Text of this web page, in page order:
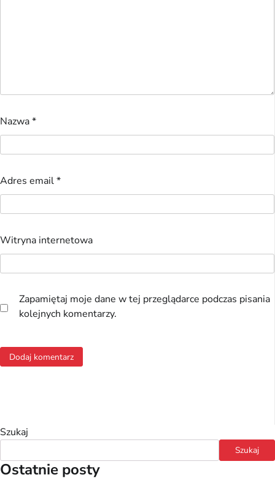
Nazwa*
Adres email*
Witryna internetowa
Zapamiętaj moje dane w tej przeglądarce podczas pisania
kolejnych komentarzy.
Szukaj
Szukaj
Ostatnie posty